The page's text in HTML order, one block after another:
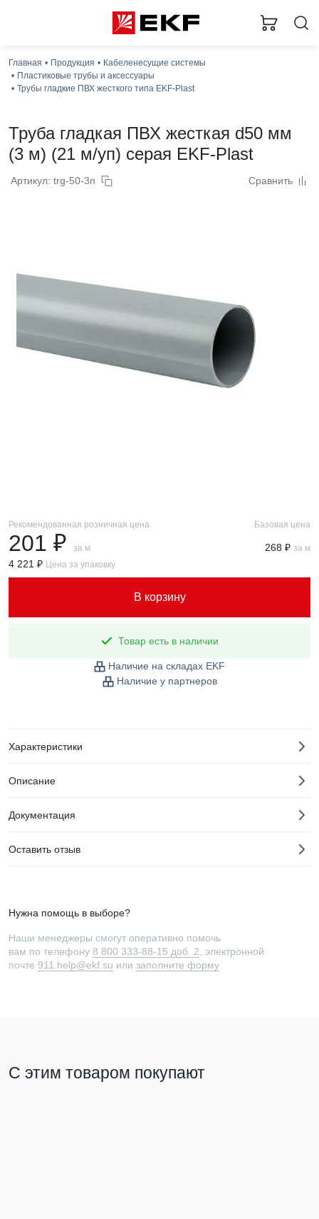
Главная Продукция
Кабеленесущие системы
Пластиковые трубы и аксессуары
Трубы гладкие ПВХ жесткого типа EKF-Plast
Труба гладкая ПВХ жесткая d50 мм
(3 м) (21 м/уп) серая EKF-Plast
Артикул: trg-50-3n Сравнить
Рекомендованная розничная цена
201 ₽ за м
Базовая цена
268 ₽ за м
4 221 ₽ Цена за упаковку
В корзину
Товар есть в наличии
Наличие на складах EKF
Наличие у партнеров
Характеристики
Описание
Документация
Оставить отзыв
Нужна помощь в выборе?
Наши менеджеры смогут оперативно помочь
вам по телефону 8 800 333-88-15 доб. 2 , электронной
почте 911.help@ekf.su или заполните форму
С этим товаром покупают